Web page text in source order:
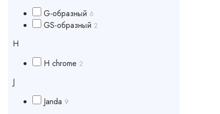
G-образный 6
GS-образный 2
H
H chrome 2
J
Janda 9